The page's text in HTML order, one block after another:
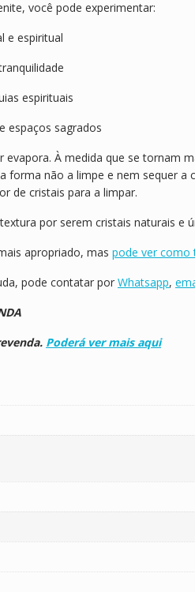
você pode experimentar:
e espiritual
espirituais
espaços sagrados
À medida que se tornam
não a limpe e nem sequer a
de cristais para a limpar.
por serem cristais naturais e
apropriado, mas pode ver como
pode contatar por Whatsapp,
Poderá ver mais aqui